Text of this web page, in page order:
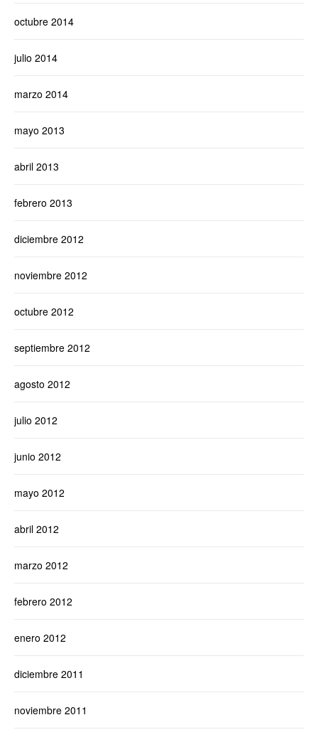
octubre 2014
julio 2014
marzo 2014
mayo 2013
abril 2013
febrero 2013
diciembre 2012
noviembre 2012
octubre 2012
septiembre 2012
agosto 2012
julio 2012
junio 2012
mayo 2012
abril 2012
marzo 2012
febrero 2012
enero 2012
diciembre 2011
noviembre 2011